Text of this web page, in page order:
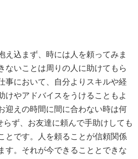
え込まず、時には人を頼ってみま
ないことは周りの人に助けてもら
事において、自分よりスキルや経
けやアドバイスをうけることもよ
迎えの時間に間に合わない時は何
ず、お友達に頼んで手助けしても
とです。人を頼ることが信頼関係
す。それが今できることとできな